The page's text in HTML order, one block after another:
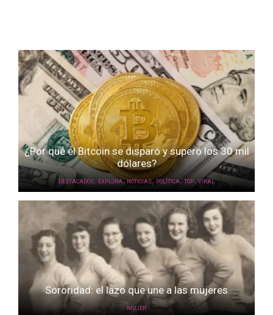
¿Por qué el Bitcoin se disparó y superó los 30 mil
dólares?
DESTACADOS EXPLORA,NOTICIAS,POLÍTICA, TOP,VIRAL
Sororidad: el lazo que une a las mujeres
MUJER